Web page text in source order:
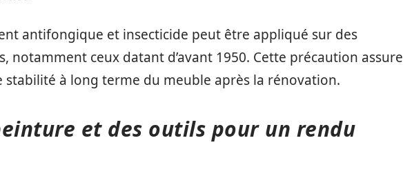
antifongique et insecticide peut être appliqué sur des
notamment ceux datant d’avant 1950. Cette précaution assure
à long terme du meuble après la rénovation.
et des outils pour un rendu